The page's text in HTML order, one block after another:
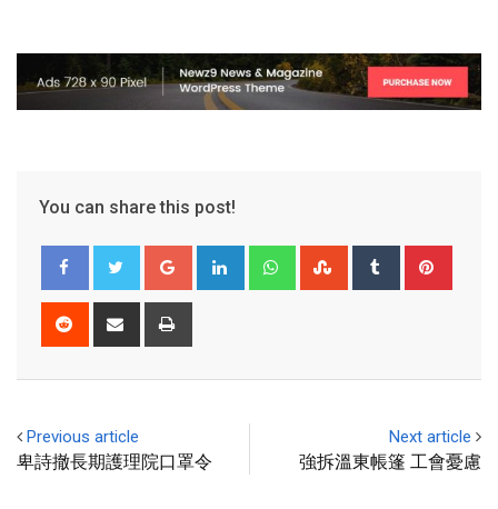
You can share this post!
Previous article
卑詩撤長期護理院口罩令
Next article
強拆溫東帳篷 工會憂慮